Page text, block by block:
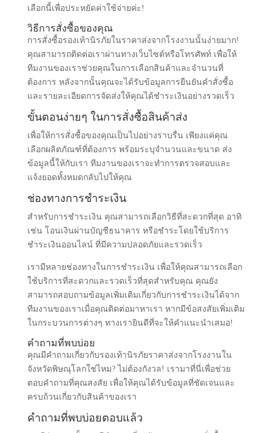
เลือกนี้เพื่อประหยัดค่าใช้จ่ายค่ะ!
วิธีการสั่งซื้อของคุณ
การสั่งซื้อรองเท้านิรภัยในราคาส่งจากโรงงานนั้นง่ายมาก!
คุณสามารถติดต่อเราผ่านทางเว็บไซต์หรือโทรศัพท์ เพื่อให้
ทีมงานของเราช่วยคุณในการเลือกสินค้าและจำนวนที่
ต้องการ หลังจากนั้นคุณจะได้รับข้อมูลการยืนยันคำสั่งซื้อ
และรายละเอียดการจัดส่งให้คุณได้ชำระเงินอย่างรวดเร็ว
ขั้นตอนง่ายๆ ในการสั่งซื้อสินค้าส่ง
เพื่อให้การสั่งซื้อของคุณเป็นไปอย่างราบรื่น เพียงแค่คุณ
เลือกผลิตภัณฑ์ที่ต้องการ พร้อมระบุจำนวนและขนาด ส่ง
ข้อมูลนี้ให้กับเรา ทีมงานของเราจะทำการตรวจสอบและ
แจ้งยอดทั้งหมดกลับไปให้คุณ
ช่องทางการชำระเงิน
สำหรับการชำระเงิน คุณสามารถเลือกวิธีที่สะดวกที่สุด อาทิ
เช่น โอนเงินผ่านบัญชีธนาคาร หรือชำระโดยใช้บริการ
ชำระเงินออนไลน์ ที่มีความปลอดภัยและรวดเร็ว
เรามีหลายช่องทางในการชำระเงิน เพื่อให้คุณสามารถเลือก
ใช้บริการที่สะดวกและรวดเร็วที่สุดสำหรับคุณ คุณยัง
สามารถสอบถามข้อมูลเพิ่มเติมเกี่ยวกับการชำระเงินได้จาก
ทีมงานของเราเมื่อคุณติดต่อมาหาเรา หากมีข้อสงสัยเพิ่มเติม
ในกระบวนการต่างๆ ทางเรายินดีที่จะให้คำแนะนำเสมอ!
คำถามที่พบบ่อย
คุณมีคำถามเกี่ยวกับรองเท้านิรภัยราคาส่งจากโรงงานใน
จังหวัดพิษณุโลกใช่ไหม? ไม่ต้องกังวล! เรามาที่นี่เพื่อช่วย
ตอบคำถามที่คุณสงสัย เพื่อให้คุณได้รับข้อมูลที่ชัดเจนและ
ครบถ้วนเกี่ยวกับสินค้าของเรา
คำถามที่พบบ่อยตอบแล้ว